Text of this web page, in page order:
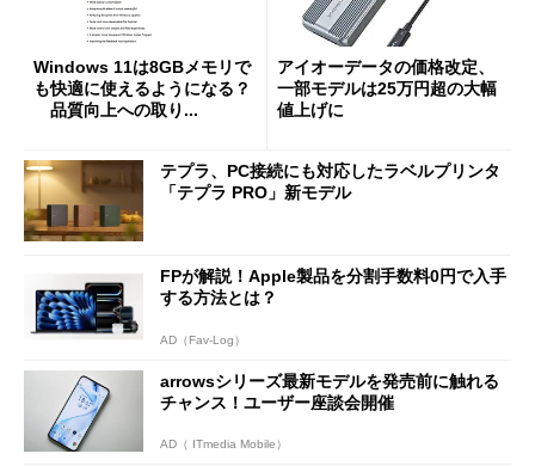
Windows 11は8GBメモリで
も快適に使えるようになる？
品質向上への取り...
アイオーデータの価格改定、
一部モデルは25万円超の大幅
値上げに
テプラ、PC接続にも対応したラベルプリンタ
「テプラ PRO」新モデル
FPが解説！Apple製品を分割手数料0円で入手
する方法とは？
AD（Fav-Log）
arrowsシリーズ最新モデルを発売前に触れる
チャンス！ユーザー座談会開催
AD（ ITmedia Mobile）